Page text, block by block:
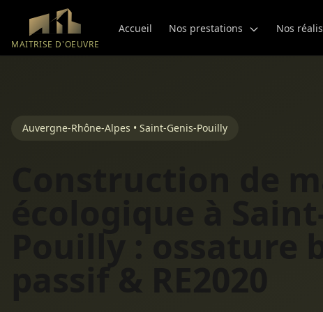
Aller au contenu principal
MAITRISE D'OEUVRE
Accueil Nos prestations Nos
Auvergne-Rhône-Alpes • Saint-Genis-Pouilly